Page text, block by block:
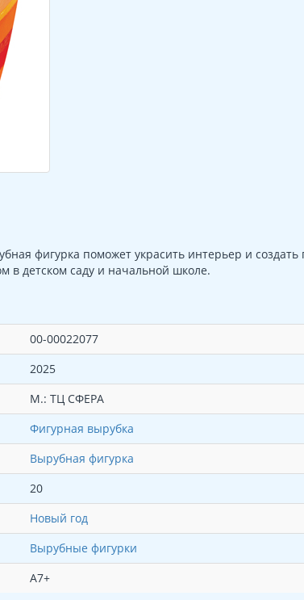
фигурка поможет украсить интерьер и
в детском саду и начальной школе.
00-00022077
2025
М.: ТЦ СФЕРА
Фигурная вырубка
Вырубная фигурка
20
Новый год
Вырубные фигурки
А7+